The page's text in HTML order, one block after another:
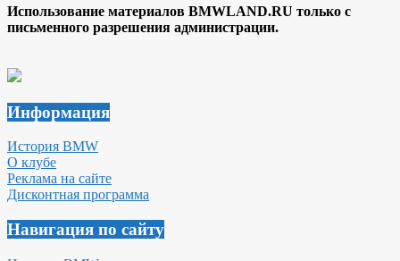
Использование материалов BMWLAND.RU только с
письменного разрешения администрации.
Информация
История BMW
О клубе
Реклама на сайте
Дисконтная программа
Навигация по сайту